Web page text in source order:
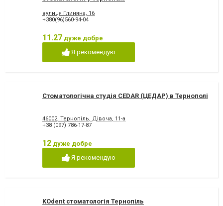
вулиця Глиняна, 16
+380(96)560-94-04
11.27 дуже добре
Я рекомендую
Стоматологічна студія CEDAR (ЦЕДАР) в Тернополі
46002, Тернопiль, Дівоча, 11-а
+38 (097) 786-17-87
12 дуже добре
Я рекомендую
KOdent стоматологія Тернопіль